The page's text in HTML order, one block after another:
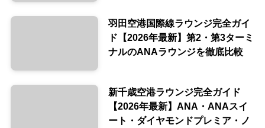
羽田空港国際線ラウンジ完全ガイ
ド【2026年最新】第2・第3ターミ
ナルのANAラウンジを徹底比較
新千歳空港ラウンジ完全ガイド
【2026年最新】ANA・ANAスイ
ート・ダイヤモンドプレミア・ノ